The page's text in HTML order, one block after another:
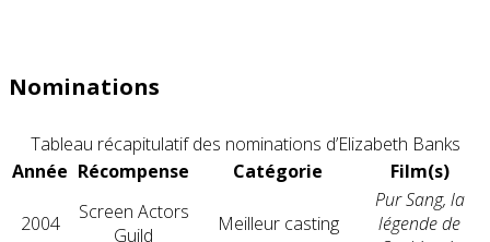
Nominations
Tableau récapitulatif des nominations d’Elizabeth Banks
Année Récompense Catégorie Film(s)
2004
Screen Actors
Guild
Meilleur casting
Pur Sang, la
légende de